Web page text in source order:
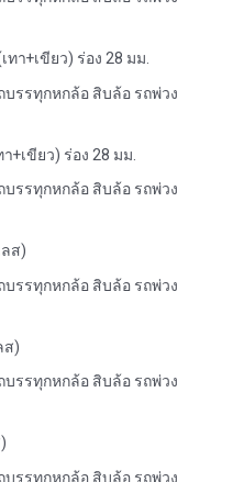
า+เขียว) ร่อง 28 มม.
เขียว) ร่อง 28 มม.
ส)
ส)